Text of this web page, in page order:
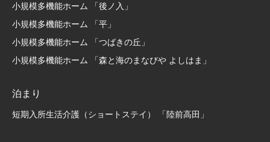
小規模多機能ホーム 「後ノ入」
小規模多機能ホーム 「平」
小規模多機能ホーム 「つばきの丘」
小規模多機能ホーム 「森と海のまなびや よしはま」
泊まり
短期入所生活介護（ショートステイ） 「陸前高田」